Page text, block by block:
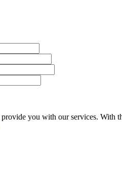
you with our services. With